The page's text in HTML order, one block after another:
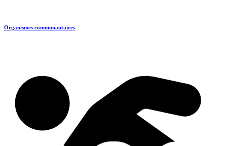
Organismes communautaires